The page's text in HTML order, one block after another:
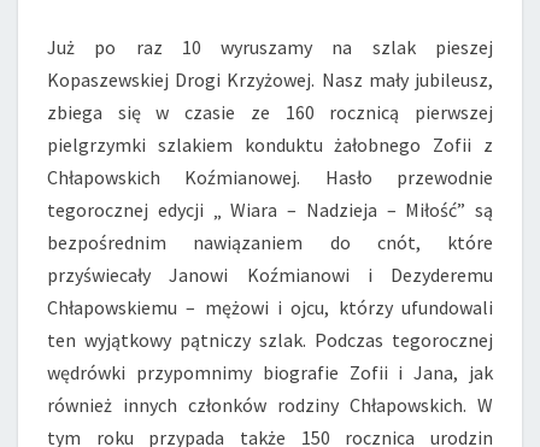
Już po raz 10 wyruszamy na szlak pieszej
Kopaszewskiej Drogi Krzyżowej. Nasz mały jubileusz,
zbiega się w czasie ze 160 rocznicą pierwszej
pielgrzymki szlakiem konduktu żałobnego Zofii z
Chłapowskich Koźmianowej. Hasło przewodnie
tegorocznej edycji „ Wiara – Nadzieja – Miłość” są
bezpośrednim nawiązaniem do cnót, które
przyświecały Janowi Koźmianowi i Dezyderemu
Chłapowskiemu – mężowi i ojcu, którzy ufundowali
ten wyjątkowy pątniczy szlak. Podczas tegorocznej
wędrówki przypomnimy biografie Zofii i Jana, jak
również innych członków rodziny Chłapowskich. W
tym roku przypada także 150 rocznica urodzin